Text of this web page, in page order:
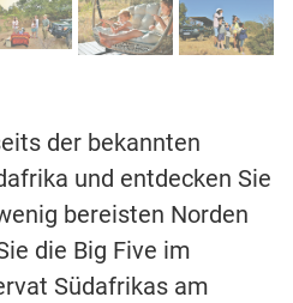
der bekannten
und entdecken Sie
bereisten Norden
die Big Five im
Südafrikas am